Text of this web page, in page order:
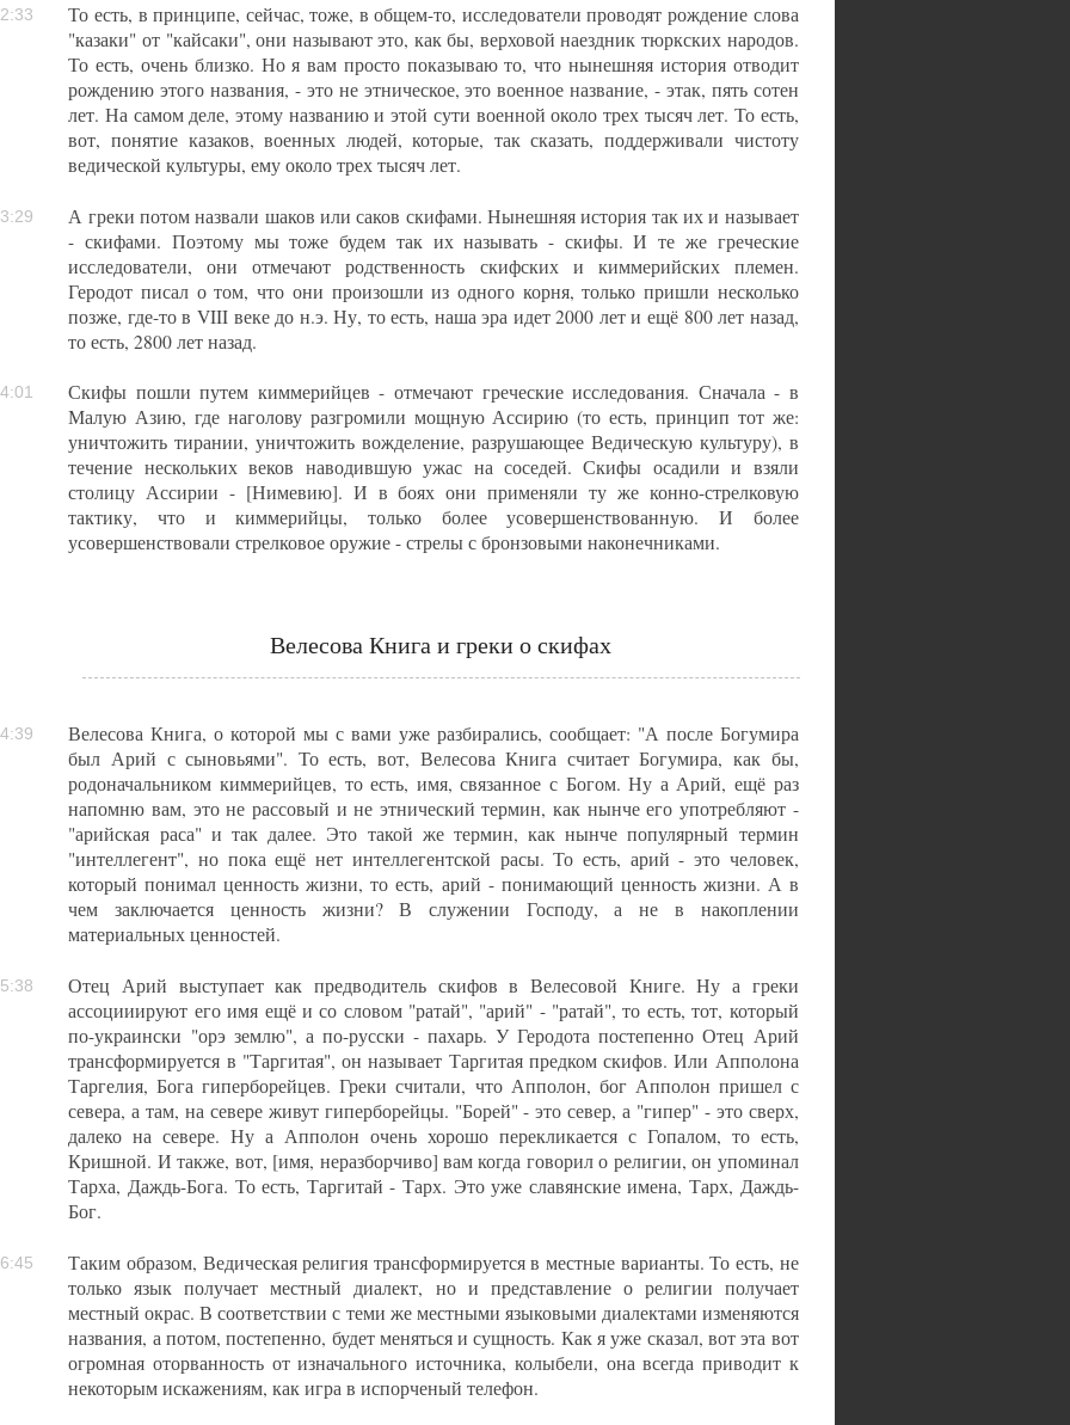
То есть, в принципе, сейчас, тоже, в общем-то, исследователи проводят рождение слова
"казаки" от "кайсаки", они называют это, как бы, верховой наездник тюркских народов.
То есть, очень близко. Но я вам просто показываю то, что нынешняя история отводит
рождению этого названия, - это не этническое, это военное название, - этак, пять сотен
лет. На самом деле, этому названию и этой сути военной около трех тысяч лет. То есть,
вот, понятие казаков, военных людей, которые, так сказать, поддерживали чистоту
ведической культуры, ему около трех тысяч лет.
А греки потом назвали шаков или саков скифами. Нынешняя история так их и называет
- скифами. Поэтому мы тоже будем так их называть - скифы. И те же греческие
исследователи, они отмечают родственность скифских и киммерийских племен.
Геродот писал о том, что они произошли из одного корня, только пришли несколько
позже, где-то в VIII веке до н.э. Ну, то есть, наша эра идет 2000 лет и ещё 800 лет назад,
то есть, 2800 лет назад.
Скифы пошли путем киммерийцев - отмечают греческие исследования. Сначала - в
Малую Азию, где наголову разгромили мощную Ассирию (то есть, принцип тот же:
уничтожить тирании, уничтожить вожделение, разрушающее Ведическую культуру), в
течение нескольких веков наводившую ужас на соседей. Скифы осадили и взяли
столицу Ассирии - [Нимевию]. И в боях они применяли ту же конно-стрелковую
тактику, что и киммерийцы, только более усовершенствованную. И более
усовершенствовали стрелковое оружие - стрелы с бронзовыми наконечниками.
Велесова Книга и греки о скифах
Велесова Книга, о которой мы с вами уже разбирались, сообщает: "А после Богумира
был Арий с сыновьями". То есть, вот, Велесова Книга считает Богумира, как бы,
родоначальником киммерийцев, то есть, имя, связанное с Богом. Ну а Арий, ещё раз
напомню вам, это не рассовый и не этнический термин, как нынче его употребляют -
"арийская раса" и так далее. Это такой же термин, как нынче популярный термин
"интеллегент", но пока ещё нет интеллегентской расы. То есть, арий - это человек,
который понимал ценность жизни, то есть, арий - понимающий ценность жизни. А в
чем заключается ценность жизни? В служении Господу, а не в накоплении
материальных ценностей.
Отец Арий выступает как предводитель скифов в Велесовой Книге. Ну а греки
ассоцииируют его имя ещё и со словом "ратай", "арий" - "ратай", то есть, тот, который
по-украински "орэ землю", а по-русски - пахарь. У Геродота постепенно Отец Арий
трансформируется в "Таргитая", он называет Таргитая предком скифов. Или Апполона
Таргелия, Бога гиперборейцев. Греки считали, что Апполон, бог Апполон пришел с
севера, а там, на севере живут гиперборейцы. "Борей" - это север, а "гипер" - это сверх,
далеко на севере. Ну а Апполон очень хорошо перекликается с Гопалом, то есть,
Кришной. И также, вот, [имя, неразборчиво] вам когда говорил о религии, он упоминал
Тарха, Даждь-Бога. То есть, Таргитай - Тарх. Это уже славянские имена, Тарх, Даждь-
Бог.
Таким образом, Ведическая религия трансформируется в местные варианты. То есть, не
только язык получает местный диалект, но и представление о религии получает
местный окрас. В соответствии с теми же местными языковыми диалектами изменяются
названия, а потом, постепенно, будет меняться и сущность. Как я уже сказал, вот эта вот
огромная оторванность от изначального источника, колыбели, она всегда приводит к
некоторым искажениям, как игра в испорченый телефон.